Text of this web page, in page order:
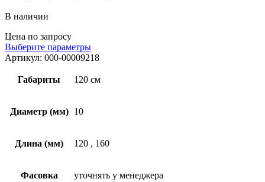
В наличии
Цена по запросу
Выберите параметры
Артикул: 000-00009218
Габариты 120 см
Диаметр (мм) 10
Длина (мм) 120 , 160
Фасовка уточнять у менеджера